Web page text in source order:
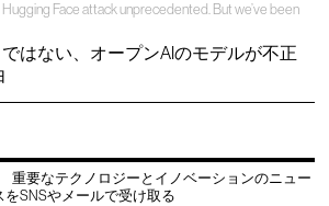
Face attack unprecedented. But we’ve been
ではない、オープンAIのモデルが不正
重要なテクノロジーとイノベーションのニュー
をSNSやメールで受け取る